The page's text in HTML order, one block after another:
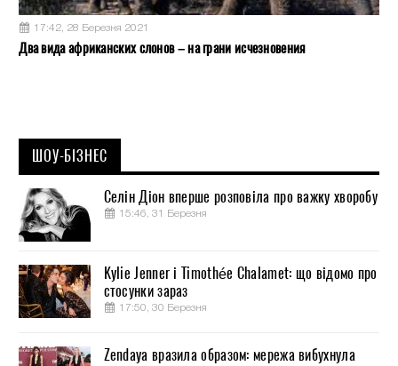
17:42, 28 Березня 2021
Два вида африканских слонов – на грани исчезновения
ШОУ-БІЗНЕС
Селін Діон вперше розповіла про важку хворобу
15:46, 31 Березня
Kylie Jenner і Timothée Chalamet: що відомо про
стосунки зараз
17:50, 30 Березня
Zendaya вразила образом: мережа вибухнула